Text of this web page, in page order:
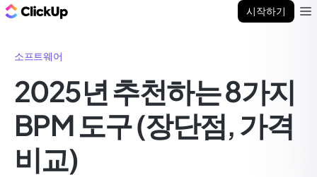
시작하기
소프트웨어
2025년 추천하는 8가지
BPM 도구 (장단점, 가격
비교)